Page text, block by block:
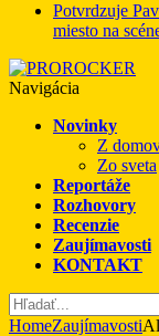
Potvrdzuje
miesto na
Navigácia
Novinky
Z
Zo sveta
Reportáže
Rozhovory
Recenzie
Zaujímavosti
KONTAKT
HomeZaujímavosti